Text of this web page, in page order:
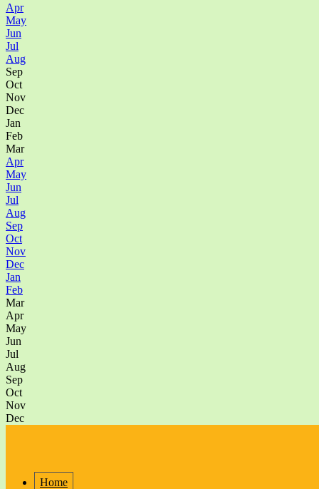
Apr
May
Jun
Jul
Aug
Sep
Oct
Nov
Dec
Jan
Feb
Mar
Apr
May
Jun
Jul
Aug
Sep
Oct
Nov
Dec
Jan
Feb
Mar
Apr
May
Jun
Jul
Aug
Sep
Oct
Nov
Dec
Home